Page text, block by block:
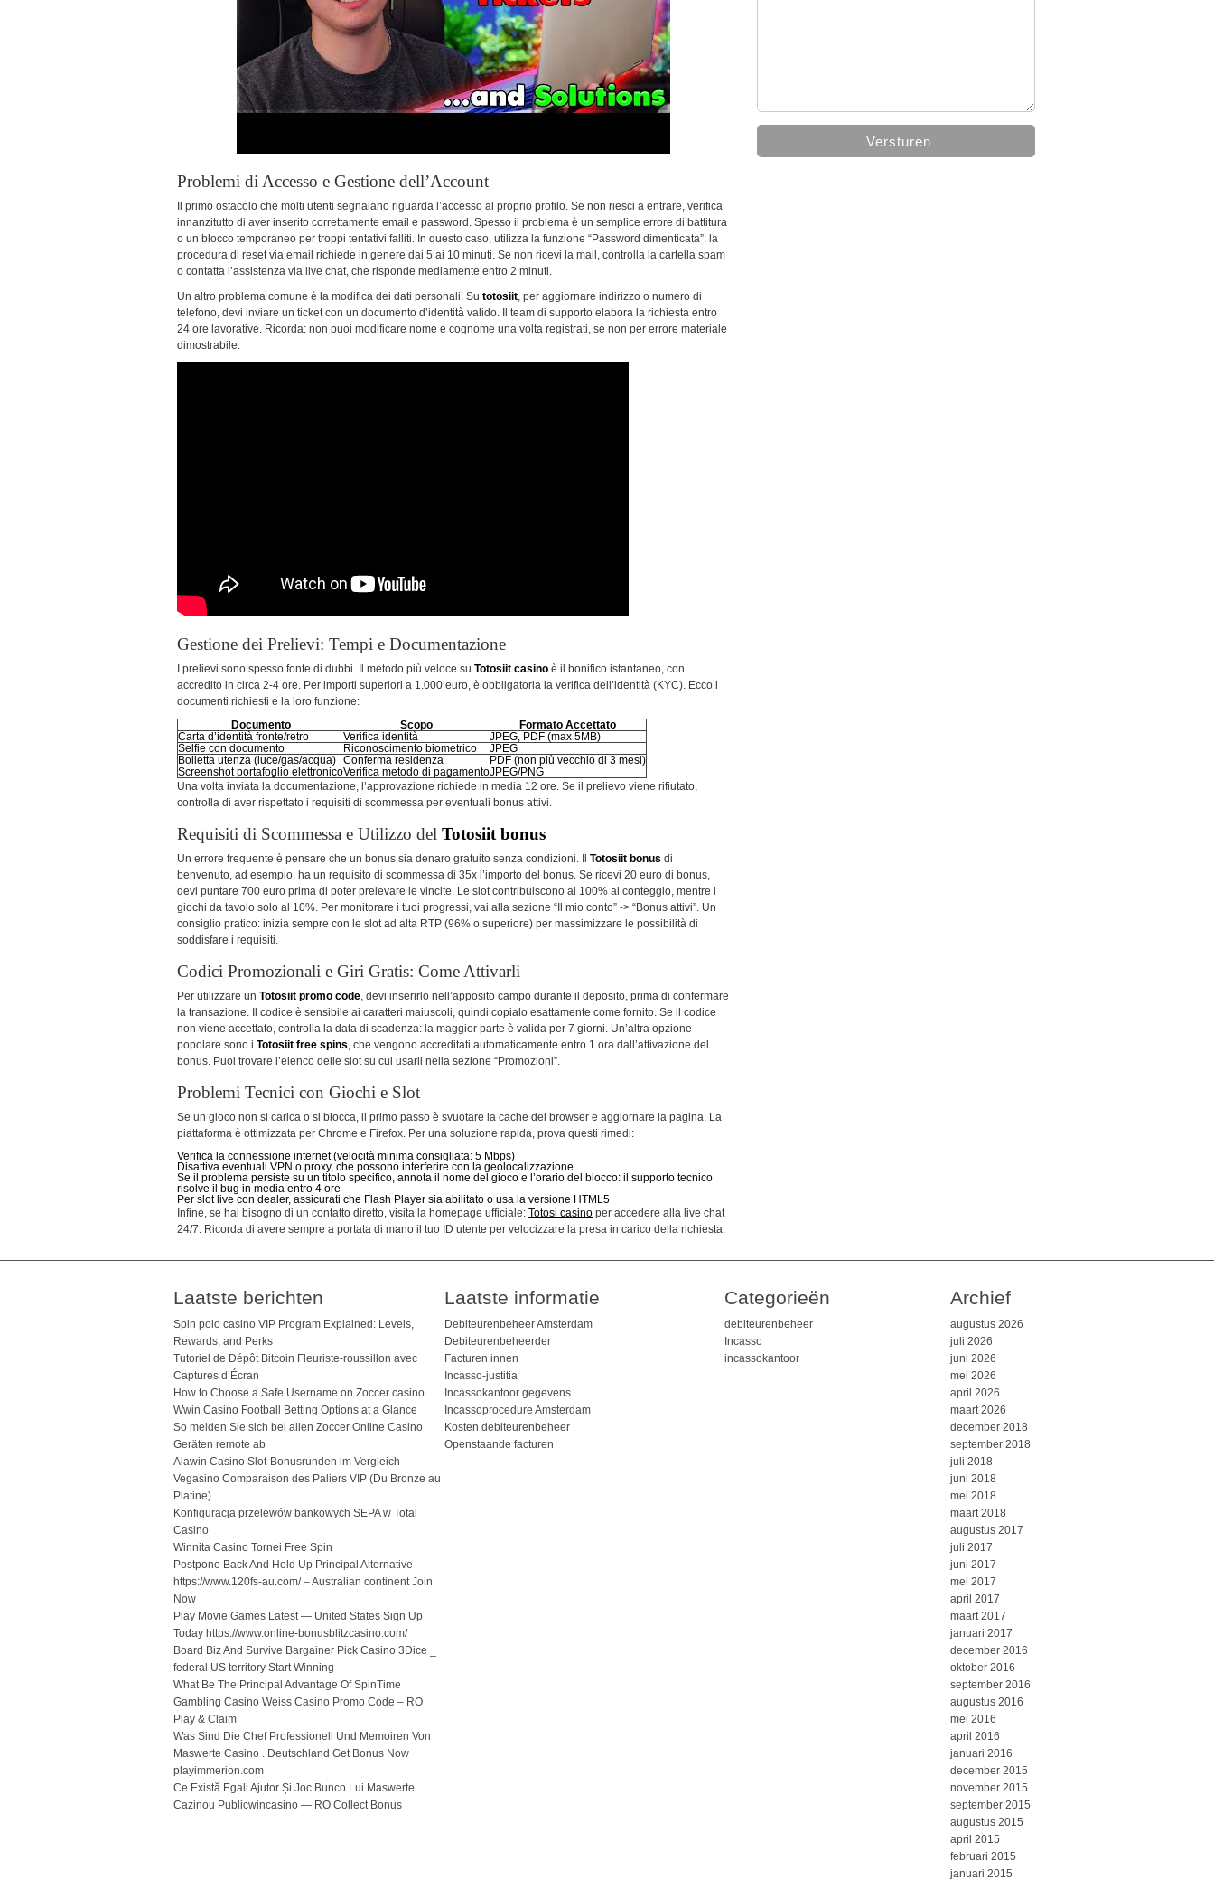
Problemi di Accesso e Gestione dell’Account
Il primo ostacolo che molti utenti segnalano riguarda l’accesso al proprio profilo. Se non riesci a entrare, verifica
innanzitutto di aver inserito correttamente email e password. Spesso il problema è un semplice errore di battitura
o un blocco temporaneo per troppi tentativi falliti. In questo caso, utilizza la funzione “Password dimenticata”: la
procedura di reset via email richiede in genere dai 5 ai 10 minuti. Se non ricevi la mail, controlla la cartella spam
o contatta l’assistenza via live chat, che risponde mediamente entro 2 minuti.
Un altro problema comune è la modifica dei dati personali. Su totosiit, per aggiornare indirizzo o numero di
telefono, devi inviare un ticket con un documento d’identità valido. Il team di supporto elabora la richiesta entro
24 ore lavorative. Ricorda: non puoi modificare nome e cognome una volta registrati, se non per errore materiale
dimostrabile.
Gestione dei Prelievi: Tempi e Documentazione
I prelievi sono spesso fonte di dubbi. Il metodo più veloce su Totosiit casino è il bonifico istantaneo, con
accredito in circa 2-4 ore. Per importi superiori a 1.000 euro, è obbligatoria la verifica dell’identità (KYC). Ecco i
documenti richiesti e la loro funzione:
Documento
Scopo
Formato Accettato
Carta d’identità fronte/retro
Verifica identità
JPEG, PDF (max 5MB)
Selfie con documento
Riconoscimento biometrico
JPEG
Bolletta utenza (luce/gas/acqua) Conferma residenza
PDF (non più vecchio di 3 mesi)
Screenshot portafoglio elettronicoVerifica metodo di pagamentoJPEG/PNG
Una volta inviata la documentazione, l’approvazione richiede in media 12 ore. Se il prelievo viene rifiutato,
controlla di aver rispettato i requisiti di scommessa per eventuali bonus attivi.
Requisiti di Scommessa e Utilizzo del Totosiit bonus
Un errore frequente è pensare che un bonus sia denaro gratuito senza condizioni. Il Totosiit bonus di
benvenuto, ad esempio, ha un requisito di scommessa di 35x l’importo del bonus. Se ricevi 20 euro di bonus,
devi puntare 700 euro prima di poter prelevare le vincite. Le slot contribuiscono al 100% al conteggio, mentre i
giochi da tavolo solo al 10%. Per monitorare i tuoi progressi, vai alla sezione “Il mio conto” -> “Bonus attivi”. Un
consiglio pratico: inizia sempre con le slot ad alta RTP (96% o superiore) per massimizzare le possibilità di
soddisfare i requisiti.
Codici Promozionali e Giri Gratis: Come Attivarli
Per utilizzare un Totosiit promo code, devi inserirlo nell’apposito campo durante il deposito, prima di confermare
la transazione. Il codice è sensibile ai caratteri maiuscoli, quindi copialo esattamente come fornito. Se il codice
non viene accettato, controlla la data di scadenza: la maggior parte è valida per 7 giorni. Un’altra opzione
popolare sono i Totosiit free spins, che vengono accreditati automaticamente entro 1 ora dall’attivazione del
bonus. Puoi trovare l’elenco delle slot su cui usarli nella sezione “Promozioni”.
Problemi Tecnici con Giochi e Slot
Se un gioco non si carica o si blocca, il primo passo è svuotare la cache del browser e aggiornare la pagina. La
piattaforma è ottimizzata per Chrome e Firefox. Per una soluzione rapida, prova questi rimedi:
Verifica la connessione internet (velocità minima consigliata: 5 Mbps)
Disattiva eventuali VPN o proxy, che possono interferire con la geolocalizzazione
Se il problema persiste su un titolo specifico, annota il nome del gioco e l’orario del blocco: il supporto tecnico
risolve il bug in media entro 4 ore
Per slot live con dealer, assicurati che Flash Player sia abilitato o usa la versione HTML5
Infine, se hai bisogno di un contatto diretto, visita la homepage ufficiale: Totosi casino per accedere alla live chat
24/7. Ricorda di avere sempre a portata di mano il tuo ID utente per velocizzare la presa in carico della richiesta.
Laatste berichten
Spin polo casino VIP Program Explained: Levels,
Rewards, and Perks
Tutoriel de Dépôt Bitcoin Fleuriste-roussillon avec
Captures d’Écran
How to Choose a Safe Username on Zoccer casino
Wwin Casino Football Betting Options at a Glance
So melden Sie sich bei allen Zoccer Online Casino
Geräten remote ab
Alawin Casino Slot-Bonusrunden im Vergleich
Vegasino Comparaison des Paliers VIP (Du Bronze au
Platine)
Konfiguracja przelewów bankowych SEPA w Total
Casino
Winnita Casino Tornei Free Spin
Postpone Back And Hold Up Principal Alternative
https://www.120fs-au.com/ – Australian continent Join
Now
Play Movie Games Latest — United States Sign Up
Today https://www.online-bonusblitzcasino.com/
Board Biz And Survive Bargainer Pick Casino 3Dice _
federal US territory Start Winning
What Be The Principal Advantage Of SpinTime
Gambling Casino Weiss Casino Promo Code – RO
Play & Claim
Was Sind Die Chef Professionell Und Memoiren Von
Maswerte Casino . Deutschland Get Bonus Now
playimmerion.com
Ce Există Egali Ajutor Și Joc Bunco Lui Maswerte
Cazinou Publicwincasino — RO Collect Bonus
Laatste informatie
Debiteurenbeheer Amsterdam
Debiteurenbeheerder
Facturen innen
Incasso-justitia
Incassokantoor gegevens
Incassoprocedure Amsterdam
Kosten debiteurenbeheer
Openstaande facturen
Categorieën
debiteurenbeheer
Incasso
incassokantoor
Archief
augustus 2026
juli 2026
juni 2026
mei 2026
april 2026
maart 2026
december 2018
september 2018
juli 2018
juni 2018
mei 2018
maart 2018
augustus 2017
juli 2017
juni 2017
mei 2017
april 2017
maart 2017
januari 2017
december 2016
oktober 2016
september 2016
augustus 2016
mei 2016
april 2016
januari 2016
december 2015
november 2015
september 2015
augustus 2015
april 2015
februari 2015
januari 2015